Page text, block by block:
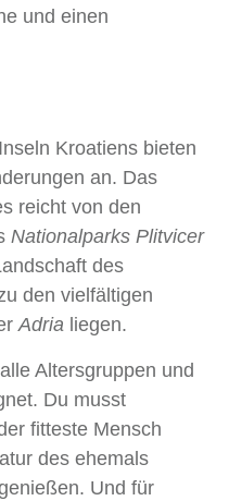
und einen
Kroatiens bieten
an. Das
reicht von den
Nationalparks Plitvicer
des
den vielfältigen
Adria liegen.
Altersgruppen und
Du musst
fitteste Mensch
des ehemals
Und für